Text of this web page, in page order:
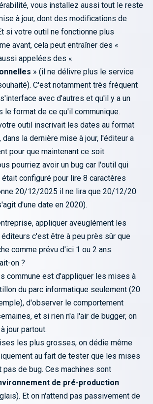
vous installez aussi tout le reste
à jour, dont des modifications de
si votre outil ne fonctionne plus
avant, cela peut entraîner des «
appelées des «
» (il ne délivre plus le service
C'est notamment très fréquent
avec d'autres et qu'il y a un
le format de ce qu'il communique.
outil inscrivait les dates au format
la dernière mise à jour, l'éditeur a
pour que maintenant ce soit
pourriez avoir un bug car l'outil qui
configuré pour lire 8 caractères
20/12/2025 il ne lira que 20/12/20
d'une date en 2020).
appliquer aveuglément les
c'est être à peu près sûr que
comme prévu d'ici 1 ou 2 ans.
on ?
commune est d'appliquer les mises à
du parc informatique seulement (20
d'observer le comportement
et si rien n'a l'air de bugger, on
jour partout.
les plus grosses, on dédie même
au fait de tester que les mises
pas de bug. Ces machines sont
de pré-production
Et on n'attend pas passivement de